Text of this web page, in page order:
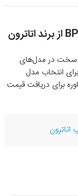
سخت در مدل‌های
انتخاب مدل
برای دریافت قیمت